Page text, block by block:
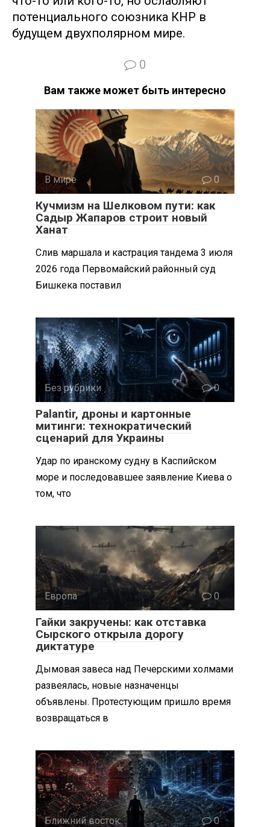
потенциального союзника КНР в
будущем двухполярном мире.
0
Вам также может быть интересно
В мире 0
Кучмизм на Шелковом пути: как
Садыр Жапаров строит новый
Ханат
Слив маршала и кастрация тандема 3 июля
2026 года Первомайский районный суд
Бишкека поставил
Без рубрики 0
Palantir, дроны и картонные
митинги: технократический
сценарий для Украины
Удар по иранскому судну в Каспийском
море и последовавшее заявление Киева о
том, что
Европа 0
Гайки закручены: как отставка
Сырского открыла дорогу
диктатуре
Дымовая завеса над Печерскими холмами
развеялась, новые назначенцы
объявлены. Протестующим пришло время
возвращаться в
Ближний восток 0